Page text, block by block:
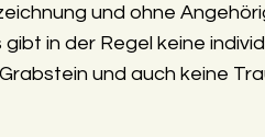
und ohne
in der Regel keine
und auch keine